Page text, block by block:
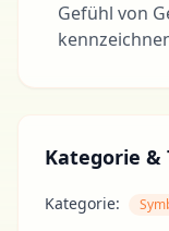
Gefühl von
Kategorie &
Kategorie: